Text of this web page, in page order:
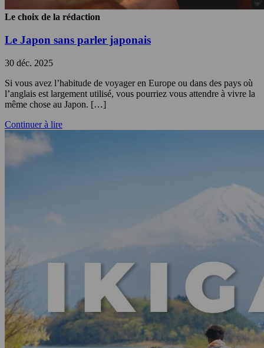
Le choix de la rédaction
Le Japon sans parler japonais
30 déc. 2025
Si vous avez l’habitude de voyager en Europe ou dans des pays où
l’anglais est largement utilisé, vous pourriez vous attendre à vivre la
même chose au Japon. […]
Continuer à lire